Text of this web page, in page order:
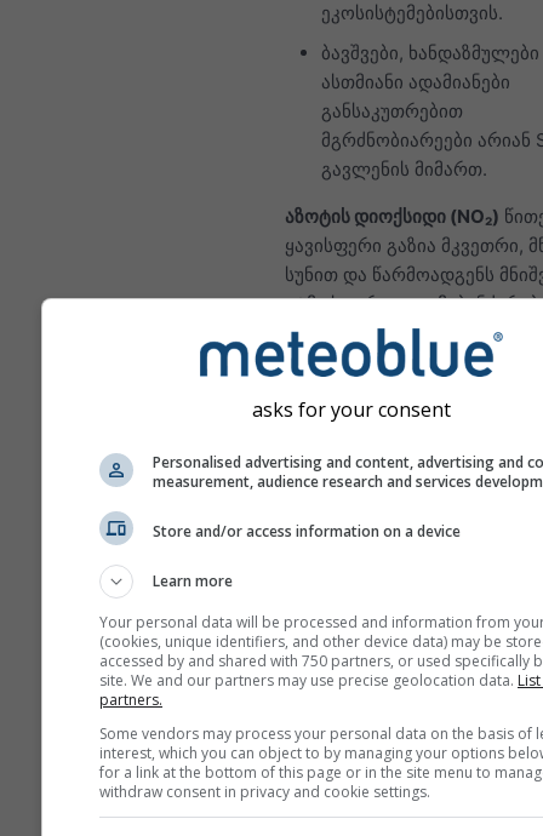
ეკოსისტემებისთვის.
ბავშვები,
ასთმიანი ადამიანები
განსაკუთრებით
მგრძნობიარეები არიან
გავლენის მიმართ.
აზოტის დიოქსიდი (NO₂)
ყავისფერი გაზია მკვეთრი,
სუნით და წარმოადგენს
ატმოსფერულ
აზოტის დიოქსიდის
ფოსილური საწვავის, ანუ
NO₂-ის უმეტესი ნაწილი
მოდის. აზოტის დიოქსიდი
რადგან ის ოზონის
NO₂ აანთებს ფილტვების
ლორწოვან გარსს და
შეამციროს ფილტვის
ინფექციების მიმართ
NO₂ იწვევს ისეთ
როგორიცაა სისინიანი
ხველა, გაციება, გრიპი
asks for your consent
Personalised advertising and content, advertising and
measurement, audience research and services
Store and/or access information on a device
Learn more
Your personal data will be processed and information from
(cookies, unique identifiers, and other device data) may be
accessed by and shared with 750 partners, or used specifically
site. We and our partners may use precise geolocation data.
partners.
Some vendors may process your personal data on the basis of
interest, which you can object to by managing your options
for a link at the bottom of this page or in the site menu to
withdraw consent in privacy and cookie settings.